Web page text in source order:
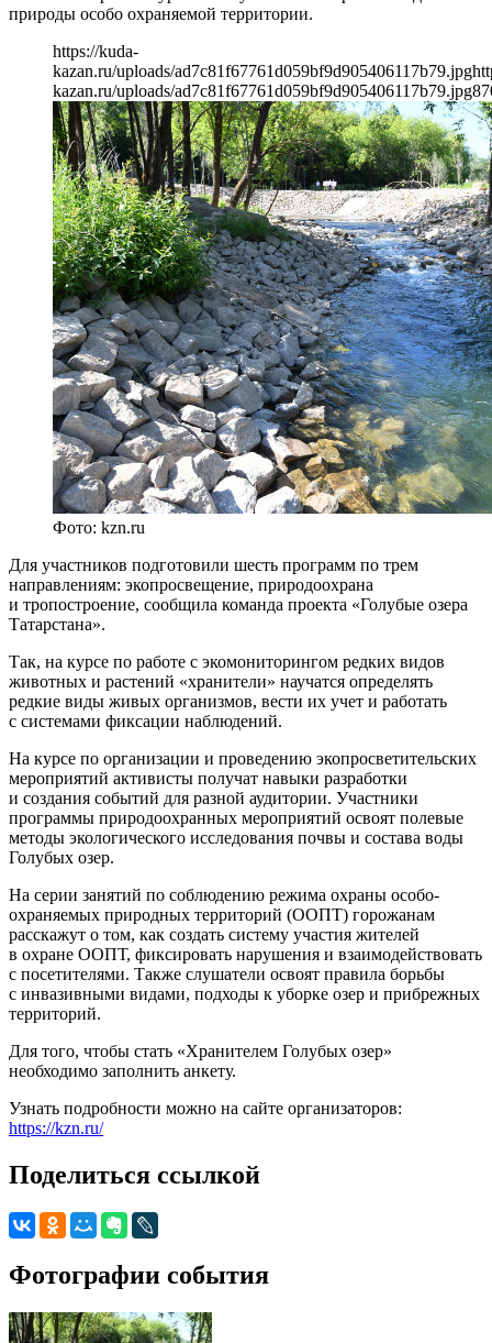
природы особо охраняемой территории.
https://kuda-
kazan.ru/uploads/ad7c81f67761d059bf9d905406117b79.jpg
kazan.ru/uploads/ad7c81f67761d059bf9d905406117b79.jpg
Фото: kzn.ru
Для участников подготовили шесть программ по трем
направлениям: экопросвещение, природоохрана
и тропостроение, сообщила команда проекта «Голубые озера
Татарстана».
Так, на курсе по работе с экомониторингом редких видов
животных и растений «хранители» научатся определять
редкие виды живых организмов, вести их учет и работать
с системами фиксации наблюдений.
На курсе по организации и проведению экопросветительских
мероприятий активисты получат навыки разработки
и создания событий для разной аудитории. Участники
программы природоохранных мероприятий освоят полевые
методы экологического исследования почвы и состава воды
Голубых озер.
На серии занятий по соблюдению режима охраны особо-
охраняемых природных территорий (ООПТ) горожанам
расскажут о том, как создать систему участия жителей
в охране ООПТ, фиксировать нарушения и взаимодействовать
с посетителями. Также слушатели освоят правила борьбы
с инвазивными видами, подходы к уборке озер и прибрежных
территорий.
Для того, чтобы стать «Хранителем Голубых озер»
необходимо заполнить анкету.
Узнать подробности можно на сайте организаторов:
https://kzn.ru/
Поделиться ссылкой
Фотографии события